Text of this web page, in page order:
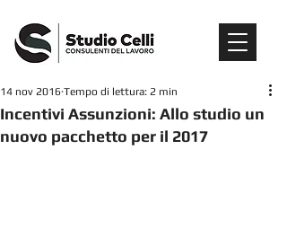
Incentivi Assunzioni: Allo studio un
nuovo pacchetto per il 2017
14 nov 2016 Tempo di lettura: 2 min